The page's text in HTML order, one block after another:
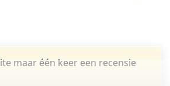
maar één keer een recensie